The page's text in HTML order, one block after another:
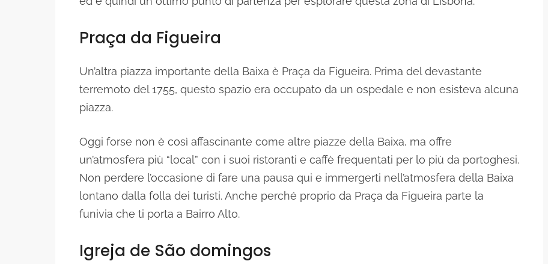
Praça da Figueira
Un’altra piazza importante della Baixa è Praça da Figueira. Prima del devastante
terremoto del 1755, questo spazio era occupato da un ospedale e non esisteva alcuna
piazza.
Oggi forse non è così affascinante come altre piazze della Baixa, ma offre
un’atmosfera più “local” con i suoi ristoranti e caffè frequentati per lo più da portoghesi.
Non perdere l’occasione di fare una pausa qui e immergerti nell’atmosfera della Baixa
lontano dalla folla dei turisti. Anche perché proprio da Praça da Figueira parte la
funivia che ti porta a Bairro Alto.
Igreja de São domingos